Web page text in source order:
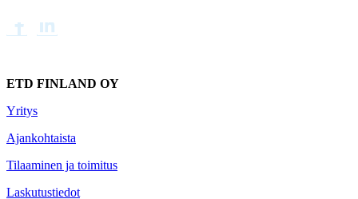
ETD FINLAND OY
Yritys
Ajankohtaista
Tilaaminen ja toimitus
Laskutustiedot